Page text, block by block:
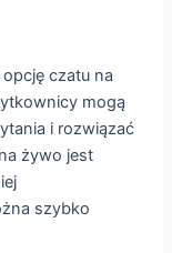
czatu na
mogą
i rozwiązać
żywo jest
szybko